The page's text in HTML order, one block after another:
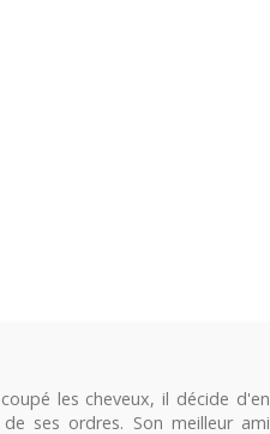
les cheveux, il décide d'en
ses ordres. Son meilleur ami